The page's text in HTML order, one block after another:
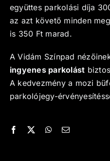
együttes parkolási díja
az azt követő minden
is 350 Ft marad.
A Vidám Színpad
ingyenes parkolást
A kedvezmény a mozi
parkolójegy-